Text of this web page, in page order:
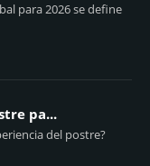
para 2026 se define
pa...
del postre?